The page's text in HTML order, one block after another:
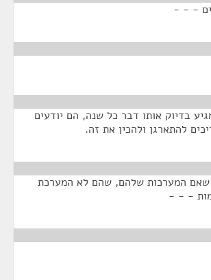
- - -
בדיוק אותו דבר כל שנה, הם יודעים
להתארגן ולהכין את זה.
שאם המערכות שלהם, שהם לא המערכת
- - -